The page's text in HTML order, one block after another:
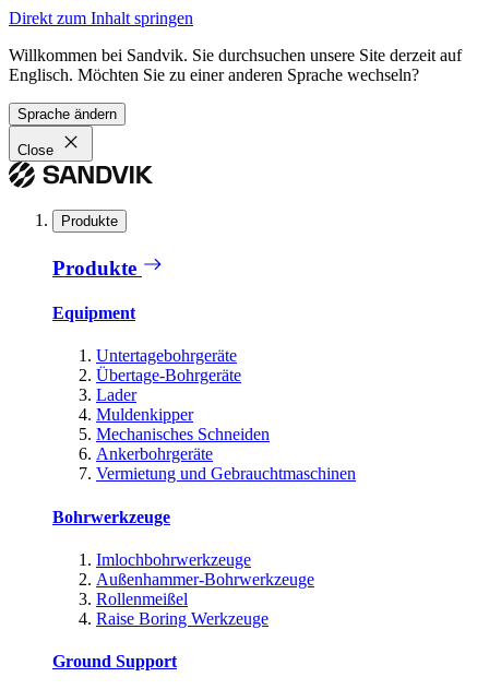
Direkt zum Inhalt springen
Willkommen bei Sandvik. Sie durchsuchen unsere Site derzeit auf
Englisch. Möchten Sie zu einer anderen Sprache wechseln?
Sprache ändern
Close
Produkte
Produkte
Equipment
Untertagebohrgeräte
Übertage-Bohrgeräte
Lader
Muldenkipper
Mechanisches Schneiden
Ankerbohrgeräte
Vermietung und Gebrauchtmaschinen
Bohrwerkzeuge
Imlochbohrwerkzeuge
Außenhammer-Bohrwerkzeuge
Rollenmeißel
Raise Boring Werkzeuge
Ground Support